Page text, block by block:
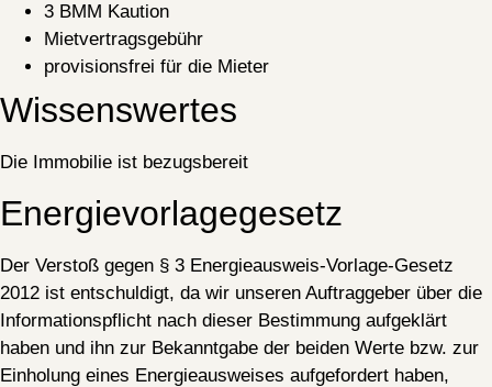
3 BMM Kaution
Mietvertragsgebühr
provisionsfrei für die Mieter
Wissenswertes
Die Immobilie ist bezugsbereit
Energievorlagegesetz
Der Verstoß gegen § 3 Energieausweis-Vorlage-Gesetz
2012 ist entschuldigt, da wir unseren Auftraggeber über die
Informationspflicht nach dieser Bestimmung aufgeklärt
haben und ihn zur Bekanntgabe der beiden Werte bzw. zur
Einholung eines Energieausweises aufgefordert haben,